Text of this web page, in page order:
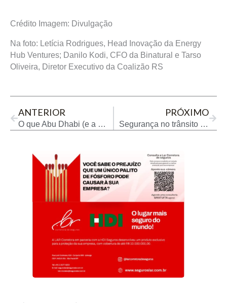
Crédito Imagem: Divulgação
Na foto: Letícia Rodrigues, Head Inovação da Energy
Hub Ventures; Danilo Kodi, CFO da Binatural e Tarso
Oliveira, Diretor Executivo da Coalizão RS
ANTERIOR
O que Abu Dhabi (e a Guiana) podem ensinar ao Brasil
PRÓXIMO
Segurança no trânsito é tema de campanha da ALE Combustíveis